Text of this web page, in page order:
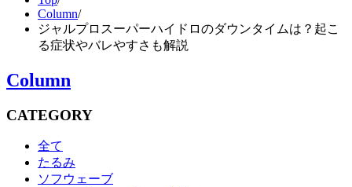
Column/
ジャルプロスーパーハイドロのダウンタイムは？起こ
る症状やバレやすさも解説
Column
CATEGORY
全て
たるみ
ソフウェーブ